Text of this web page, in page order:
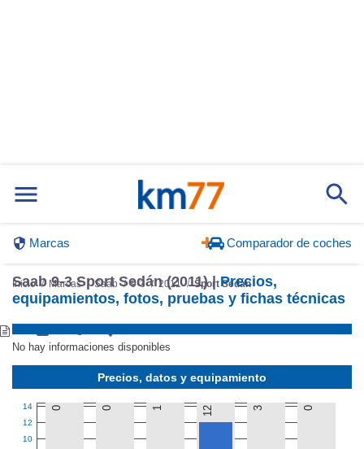
Marcas Comparador de coches
Inicio Marcas Saab 9-3 2011 Sport Sedán
Saab 9-3 Sport Sedán (2011) |Precios,
equipamientos, fotos, pruebas y fichas técnicas
Precios, datos y equipamiento
10
12
14 0 0 1 12 3 0
No hay informaciones disponibles